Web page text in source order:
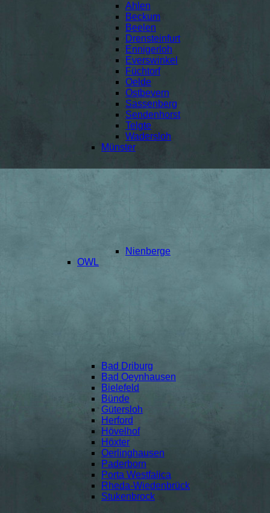
Ahlen
Beckum
Beelen
Drensteinfurt
Ennigerloh
Everswinkel
Füchtorf
Oelde
Ostbevern
Sassenberg
Sendenhorst
Telgte
Wadersloh
Münster
Nienberge
OWL
Bad Driburg
Bad Oeynhausen
Bielefeld
Bünde
Gütersloh
Herford
Hövelhof
Höxter
Oerlinghausen
Paderborn
Porta Westfalica
Rheda-Wiedenbrück
Stukenbrock